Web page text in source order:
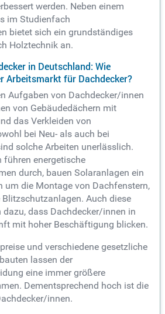
werden. Neben einem
im Studienfach
bietet sich ein grundständiges
Holztechnik an.
in Deutschland: Wie
Arbeitsmarkt für Dachdecker?
Aufgaben von Dachdecker/innen
von Gebäudedächern mit
das Verkleiden von
bei Neu- als auch bei
solche Arbeiten unerlässlich.
führen energetische
durch, bauen Solaranlagen ein
um die Montage von Dachfenstern,
Auch diese
dass Dachdecker/innen in
mit hoher Beschäftigung blicken.
und verschiedene gesetzliche
lassen der
eine immer größere
Dementsprechend hoch ist die
innen.